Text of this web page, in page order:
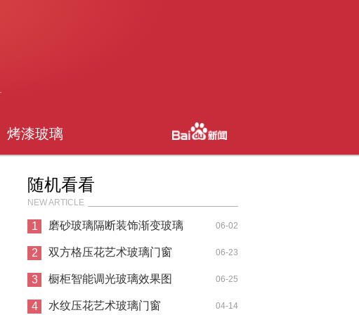
烤漆玻璃
随机看看
NEW ARTICLE
1 磨砂玻璃隔断装饰渐变玻璃 06-02
2 双方格压花艺术玻璃门窗 06-23
3 橱柜智能调光玻璃效果图 06-25
4 水纹压花艺术玻璃门窗 04-14